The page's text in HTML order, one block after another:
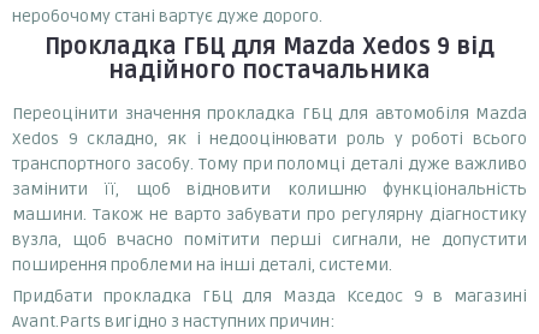
неробочому стані вартує дуже дорого.
Прокладка ГБЦ для Mazda Xedos 9 від
надійного постачальника
Переоцінити значення прокладка ГБЦ для автомобіля Mazda
Xedos 9 складно, як і недооцінювати роль у роботі всього
транспортного засобу. Тому при поломці деталі дуже важливо
замінити її, щоб відновити колишню функціональність
машини. Також не варто забувати про регулярну діагностику
вузла, щоб вчасно помітити перші сигнали, не допустити
поширення проблеми на інші деталі, системи.
Придбати прокладка ГБЦ для Мазда Кседос 9 в магазині
Avant.Parts вигідно з наступних причин: